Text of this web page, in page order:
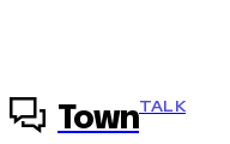
TownTALK